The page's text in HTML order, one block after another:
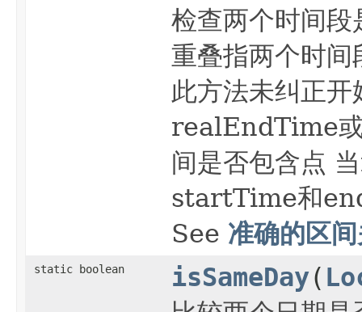
检查两个时间段
重叠指两个时间
此方法未纠正
realEndTime
间是否包含点
startTime和
See 准确的区
static boolean isSameDay(